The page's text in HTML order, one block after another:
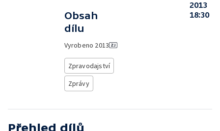
Obsah
dílu
Vyrobeno 2013
Zpravodajství
Zprávy
2013
18:30
Přehled dílů